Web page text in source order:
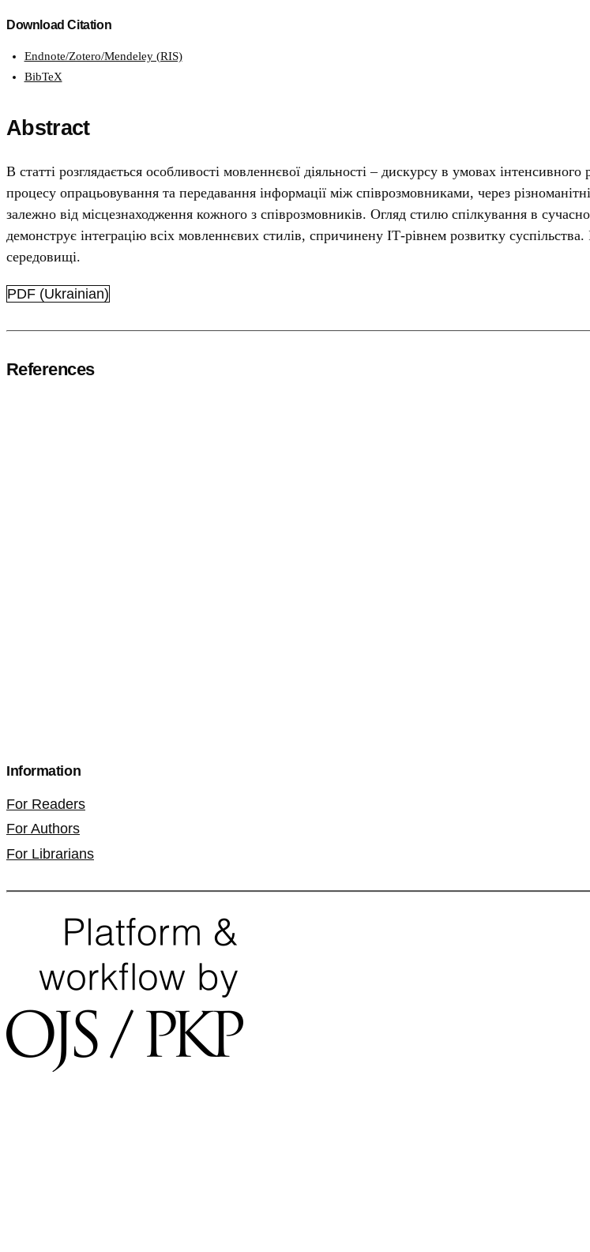
Download Citation
Endnote/Zotero/Mendeley (RIS)
BibTeX
Abstract
В статті розглядається особливості мовленнєвої діяльності – дискурсу в умовах
процесу опрацьовування та передавання інформації між співрозмовниками, через
залежно від місцезнаходження кожного з співрозмовників. Огляд стилю спілкування в
демонструє інтеграцію всіх мовленнєвих стилів, спричинену ІТ-рівнем розвитку
середовищі.
PDF (Ukrainian)
References
Information
For Readers
For Authors
For Librarians